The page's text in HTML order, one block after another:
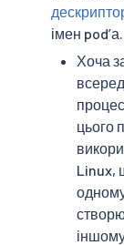
імен podʼа.
Хоча
цього
Linux,